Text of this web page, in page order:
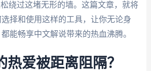
绕过这堵无形的墙。这篇文章，就将
择和使用这样的工具，让你无论身
能畅享中文解说带来的热血沸腾。
热爱被距离阻隔？